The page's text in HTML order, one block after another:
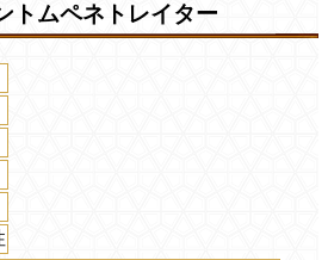
トムペネトレイター